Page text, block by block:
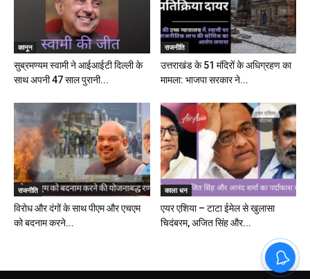
कानून
सुब्रमण्यम स्वामी ने आईआईटी दिल्ली के
साथ अपनी 47 साल पुरानी...
राजनीति
उत्तराखंड के 51 मंदिरों के अधिग्रहण का
मामला: भाजपा सरकार ने...
राजनीति
विरोध और दंगों के साथ पीएम और एचएम
को बदनाम करने...
काला धन
एयर एशिया – टाटा ईमेल से खुलासा
चिदंबरम, अजित सिंह और...